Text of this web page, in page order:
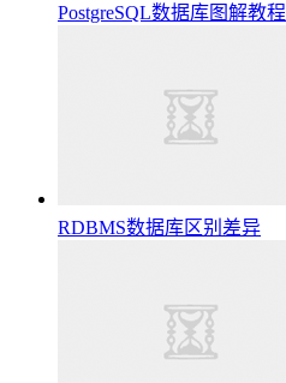
PostgreSQL数据库图解教程
RDBMS数据库区别差异